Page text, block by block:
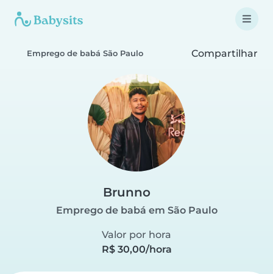
Emprego de babá São Paulo Compartilhar
Brunno
Emprego de babá em São Paulo
Valor por hora
R$ 30,00/hora